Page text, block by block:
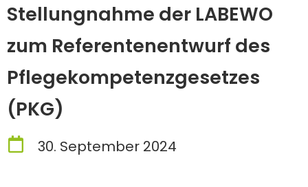
Stellungnahme der LABEWO
zum Referentenentwurf des
Pflegekompetenzgesetzes
(PKG)
30. September 2024